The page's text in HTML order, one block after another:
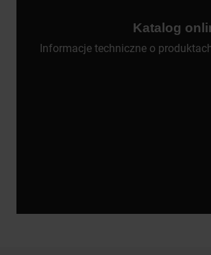
Katalog
Informacje techniczne o